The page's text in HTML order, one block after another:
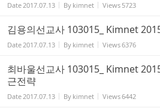
Date2017.07.13 By kimnet Views 5723
김용의선교사 103015_ Kimnet
Date2017.07.13 By kimnet Views6376
최바울선교사 103015_ Kimnet
근전략
Date2017.07.13 By kimnet Views6442